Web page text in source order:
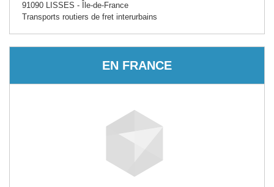
91090 LISSES - Île-de-France
Transports routiers de fret interurbains
EN FRANCE